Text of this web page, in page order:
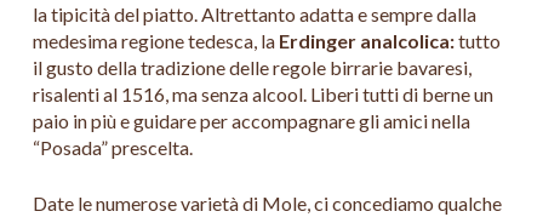
la tipicità del piatto. Altrettanto adatta e sempre dalla
medesima regione tedesca, la Erdinger analcolica:tutto
il gusto della tradizione delle regole birrarie bavaresi,
risalenti al 1516, ma senza alcool. Liberi tutti di berne un
paio in più e guidare per accompagnare gli amici nella
“Posada” prescelta.
Date le numerose varietà di Mole, ci concediamo qualche